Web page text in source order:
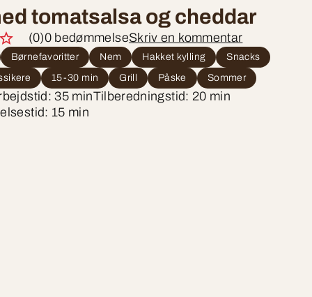
tomatsalsa og cheddar
(0)0 bedømmelseSkriv en kommentar
Børnefavoritter Nem Hakket kylling
Snacks
15-30 min Grill Påske Sommer
35 minTilberedningstid: 20 min
15 min